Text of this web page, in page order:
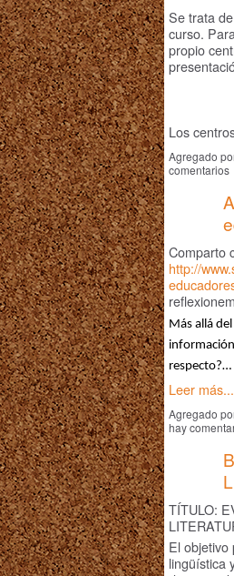
Se trata
curso.
propio
Los
Agregado
comentarios
Comparto
http://
Más allá
respecto?…
Leer más...
Agregado
hay
TÍTULO:
El objetivo
lingüística